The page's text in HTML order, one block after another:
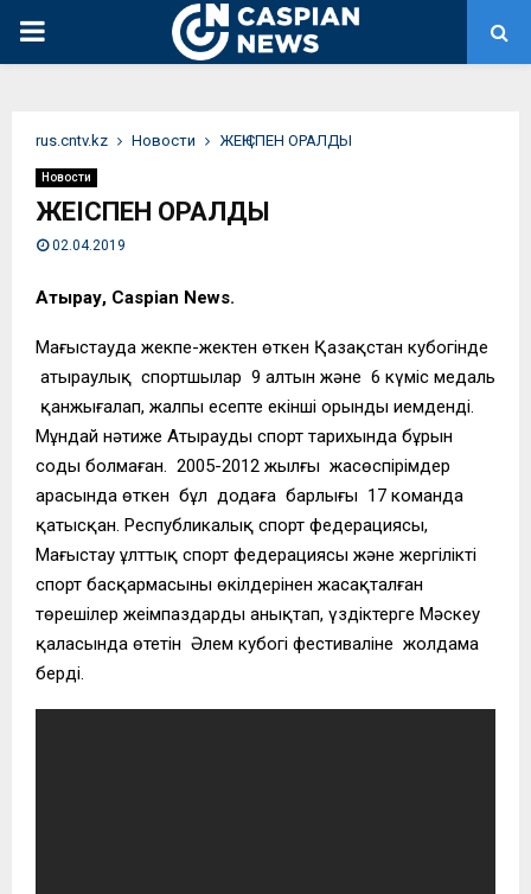
PRIMARY
rus.cntv.kz Новости ЖЕҢІСПЕН ОРАЛДЫ
Новости
ЖЕҢІСПЕН ОРАЛДЫ
02.04.2019
Атырау, Caspian News.
Маңғыстауда жекпе-жектен өткен Қазақстан кубогінде
атыраулық спортшылар 9 алтын және 6 күміс медаль
қанжығалап, жалпы есепте екінші орынды иемденді.
Мұндай нәтиже Атыраудың спорт тарихында бұрын
соңды болмаған. 2005-2012 жылғы жасөспірімдер
арасында өткен бұл додаға барлығы 17 команда
қатысқан. Республикалық спорт федерациясы,
Маңғыстау ұлттық спорт федерациясы және жергілікті
спорт басқармасының өкілдерінен жасақталған
төрешілер жеңімпаздарды анықтап, үздіктерге Мәскеу
қаласында өтетін Әлем кубогі фестиваліне жолдама
берді.